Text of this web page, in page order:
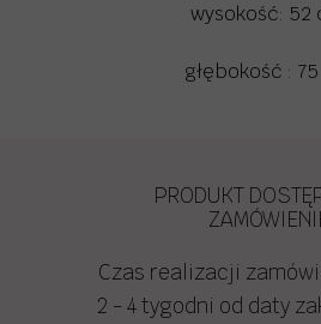
wysokość: 52
głębokość :
PRODUKT
Czas realizacji
2 - 4 tygodni od daty